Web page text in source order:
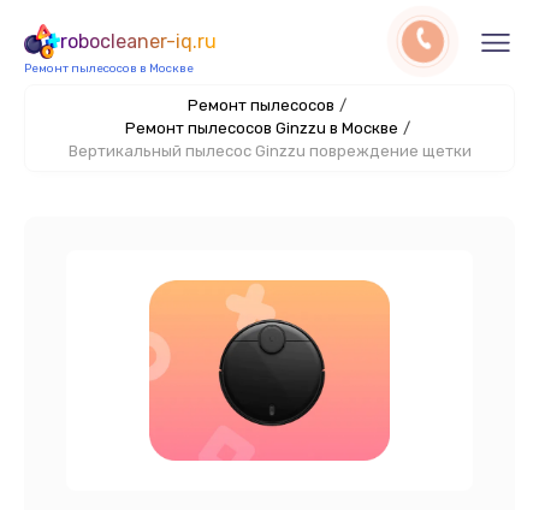
robocleaner-iq.ru
Ремонт пылесосов в Москве
Ремонт пылесосов /
Ремонт пылесосов Ginzzu в Москве /
Вертикальный пылесос Ginzzu повреждение щетки